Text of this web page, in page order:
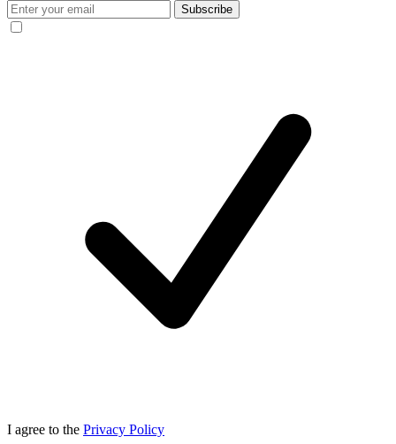
Subscribe
I agree to the Privacy Policy